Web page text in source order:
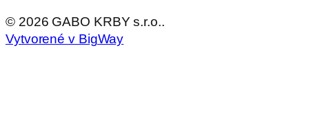
© 2026 GABO KRBY s.r.o..
Vytvorené v BigWay